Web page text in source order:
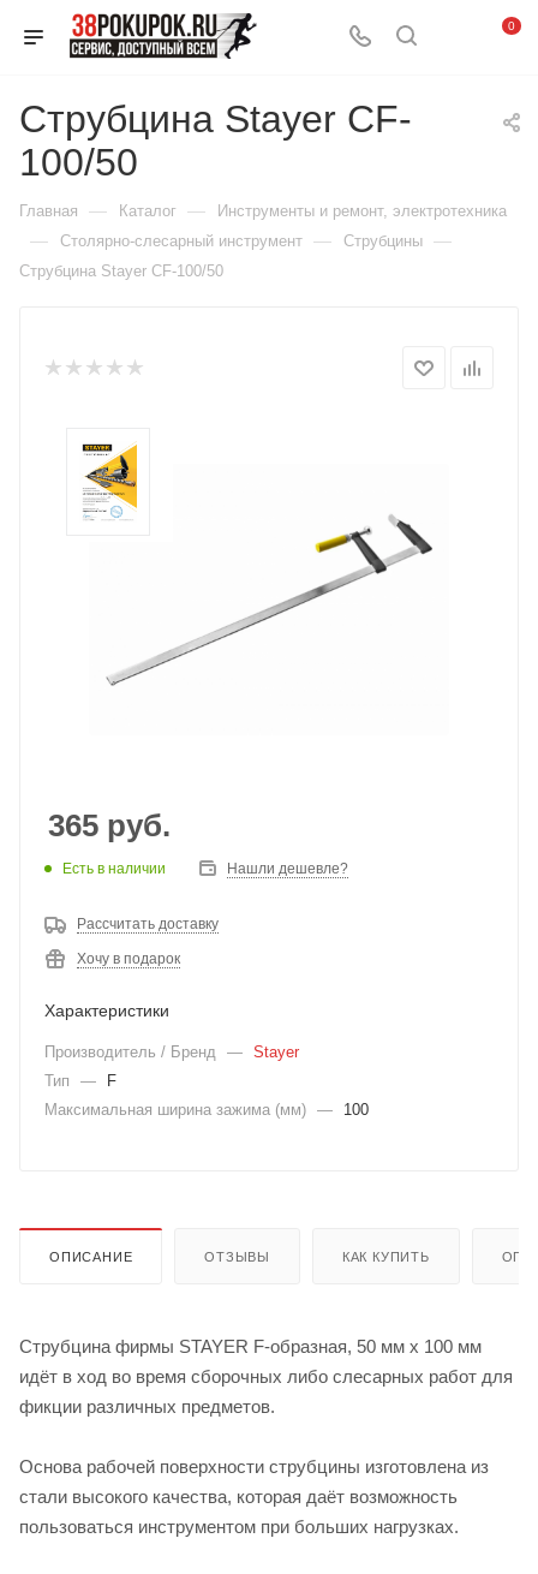
0
Струбцина Stayer CF-
100/50
Главная — Каталог — Инструменты и ремонт, электротехника
— Столярно-слесарный инструмент — Струбцины —
Струбцина Stayer CF-100/50
365 руб.
Есть в наличии Нашли дешевле?
Рассчитать доставку
Хочу в подарок
Характеристики
Производитель / Бренд — Stayer
Тип
—
F
Максимальная ширина зажима (мм) — 100
ОПИСАНИЕ ОТЗЫВЫ КАК КУПИТЬ
Струбцина фирмы STAYER F-образная, 50 мм х 100 мм
идёт в ход во время сборочных либо слесарных работ для
фикции различных предметов.
Основа рабочей поверхности струбцины изготовлена из
стали высокого качества, которая даёт возможность
пользоваться инструментом при больших нагрузках.